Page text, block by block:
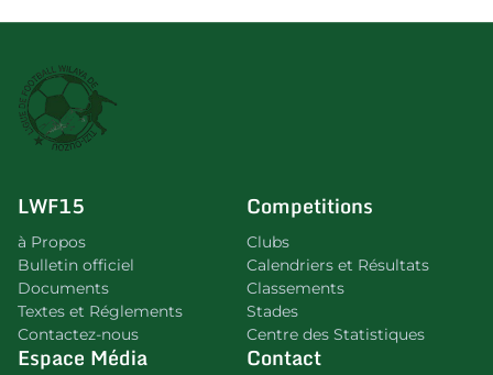
LWF15
à Propos
Bulletin officiel
Documents
Textes et Réglements
Contactez-nous
Competitions
Clubs
Calendriers et Résultats
Classements
Stades
Centre des Statistiques
Espace Média Contact